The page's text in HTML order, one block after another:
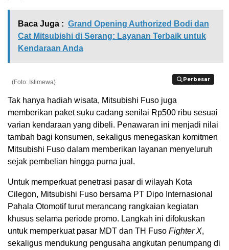
Baca Juga : Grand Opening Authorized Bodi dan
Cat Mitsubishi di Serang: Layanan Terbaik untuk
Kendaraan Anda
Perbesar
Perbesar
(Foto: Istimewa)
Tak hanya hadiah wisata, Mitsubishi Fuso juga
memberikan paket suku cadang senilai Rp500 ribu sesuai
varian kendaraan yang dibeli. Penawaran ini menjadi nilai
tambah bagi konsumen, sekaligus menegaskan komitmen
Mitsubishi Fuso dalam memberikan layanan menyeluruh
sejak pembelian hingga purna jual.
Untuk memperkuat penetrasi pasar di wilayah Kota
Cilegon, Mitsubishi Fuso bersama PT Dipo Internasional
Pahala Otomotif turut merancang rangkaian kegiatan
khusus selama periode promo. Langkah ini difokuskan
untuk memperkuat pasar MDT dan TH Fuso Fighter X,
sekaligus mendukung pengusaha angkutan penumpang di